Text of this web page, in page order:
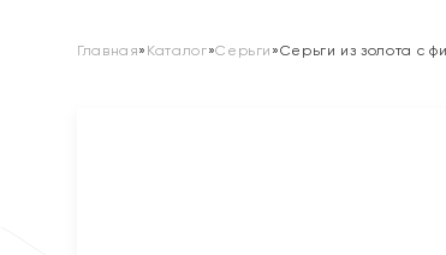
Главная» Каталог»Серьги »Серьги из золота с